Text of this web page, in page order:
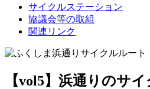
サイクルステーション
協議会等の取組
関連リンク
【vol5】浜通りのサ